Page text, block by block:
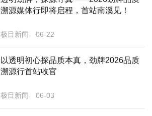
溯源媒体行即将启程，首站南溪见！
极目新闻 06-22
以透明初心探品质本真，劲牌2026品质
溯源行首站收官
极目新闻 06-03